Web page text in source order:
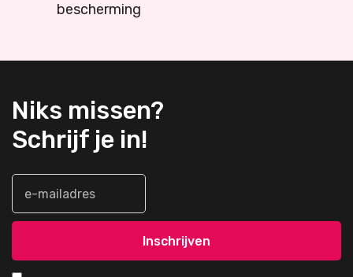
bescherming
Niks missen?
Schrijf je in!